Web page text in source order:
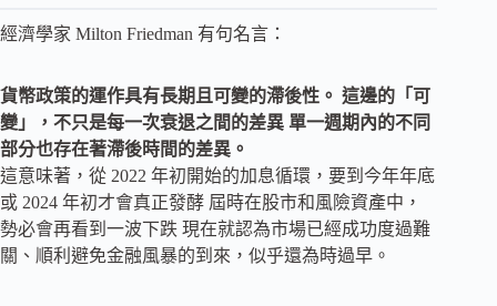
經濟學家 Milton Friedman 有句名言：
貨幣政策的運作具有長期且可變的滯後性。 這邊的「可
變」，不只是每一次衰退之間的差異 單一週期內的不同
部分也存在著滯後時間的差異。
這意味著，從 2022 年初開始的加息循環，要到今年年底
或 2024 年初才會真正發酵 屆時在股市和風險資產中，
勢必會再看到一波下跌 現在就認為市場已經成功度過難
關、順利避免金融風暴的到來，似乎還為時過早。